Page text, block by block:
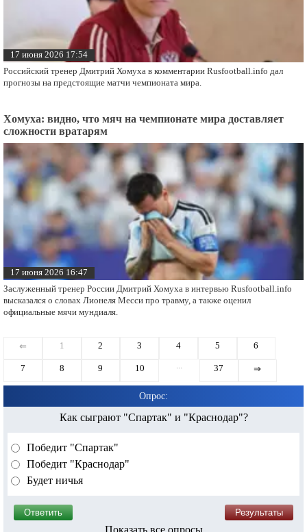
17 июня 2026 17:54
Российский тренер Дмитрий Хомуха в комментарии Rusfootball.info дал
прогнозы на предстоящие матчи чемпионата мира.
Хомуха: видно, что мяч на чемпионате мира доставляет
сложности вратарям
17 июня 2026 16:47
Заслуженный тренер России Дмитрий Хомуха в интервью Rusfootball.info
высказался о словах Лионеля Месси про травму, а также оценил
официальные мячи мундиаля.
⇐ 1 2 3 4 5 6
7 8 9 10 ... 37 ⇒
Опрос:
Как сыграют "Спартак" и "Краснодар"?
Победит "Спартак"
Победит "Краснодар"
Будет ничья
Показать все опросы